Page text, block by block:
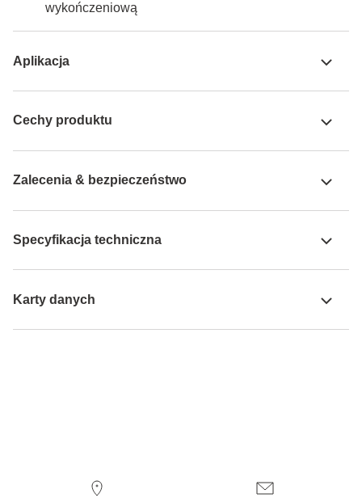
wykończeniową
Aplikacja
Cechy produktu
Zalecenia & bezpieczeństwo
Specyfikacja techniczna
Karty danych